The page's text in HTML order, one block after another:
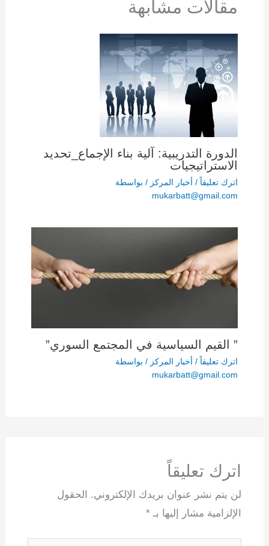
مقالات مشابهة
الدورة التدريبية: آلية بناء الإجماع_تحديد
الاستراتيجيات
اترك تعليقاً / أخبار المركز / بواسطة
mukarbatt@gmail.com
” القيم السياسية في المجتمع السوري”
اترك تعليقاً / أخبار المركز / بواسطة
mukarbatt@gmail.com
اترك تعليقاً
لن يتم نشر عنوان بريدك الإلكتروني.
الحقول
الإلزامية مشار إليها بـ *